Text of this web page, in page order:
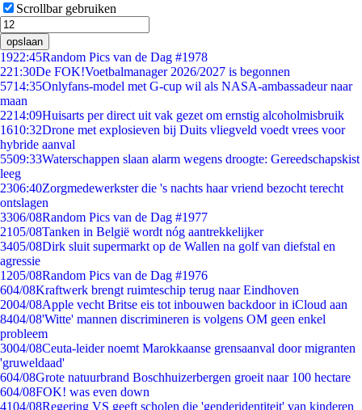
Scrollbar gebruiken
opslaan
1922:45Random Pics van de Dag #1978
221:30De FOK!Voetbalmanager 2026/2027 is begonnen
5714:35Onlyfans-model met G-cup wil als NASA-ambassadeur naar
maan
2214:09Huisarts per direct uit vak gezet om ernstig alcoholmisbruik
1610:32Drone met explosieven bij Duits vliegveld voedt vrees voor
hybride aanval
5509:33Waterschappen slaan alarm wegens droogte: Gereedschapskist
leeg
2306:40Zorgmedewerkster die 's nachts haar vriend bezocht terecht
ontslagen
3306/08Random Pics van de Dag #1977
2105/08Tanken in België wordt nóg aantrekkelijker
3405/08Dirk sluit supermarkt op de Wallen na golf van diefstal en
agressie
1205/08Random Pics van de Dag #1976
604/08Kraftwerk brengt ruimteschip terug naar Eindhoven
2004/08Apple vecht Britse eis tot inbouwen backdoor in iCloud aan
8404/08'Witte' mannen discrimineren is volgens OM geen enkel
probleem
3004/08Ceuta-leider noemt Marokkaanse grensaanval door migranten
'gruweldaad'
604/08Grote natuurbrand Boschhuizerbergen groeit naar 100 hectare
604/08FOK! was even down
4104/08Regering VS geeft scholen die 'genderidentiteit' van kinderen